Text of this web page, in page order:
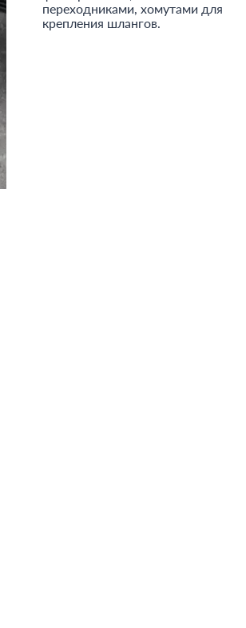
переходниками, хомутами для
крепления шлангов.